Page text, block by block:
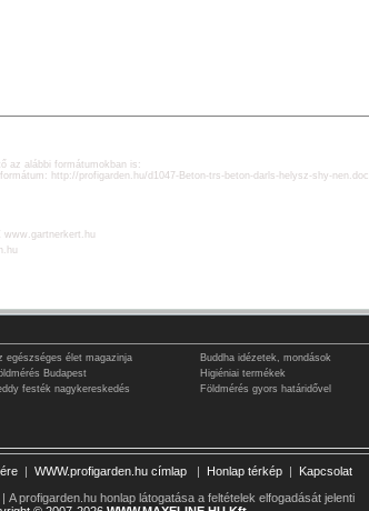
az alábbi formátumokban is:
http://profigarden.hu/d1047-Beton-trs-beton-darls-helysz-shy-nen.doc
www.gartnerkert.hu
egészséges élet magazinja Buddha idézetek, mondások
Budapest Higiéniai termékek
festék nagykereskedés Földmérés gyors határidővel
| WWW.profigarden.hu címlap | Honlap térkép |
Kapcsolat
| A profigarden.hu honlap látogatása a feltételek elfogadását jelenti